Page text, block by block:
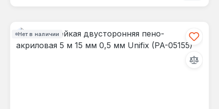
Нет в наличии